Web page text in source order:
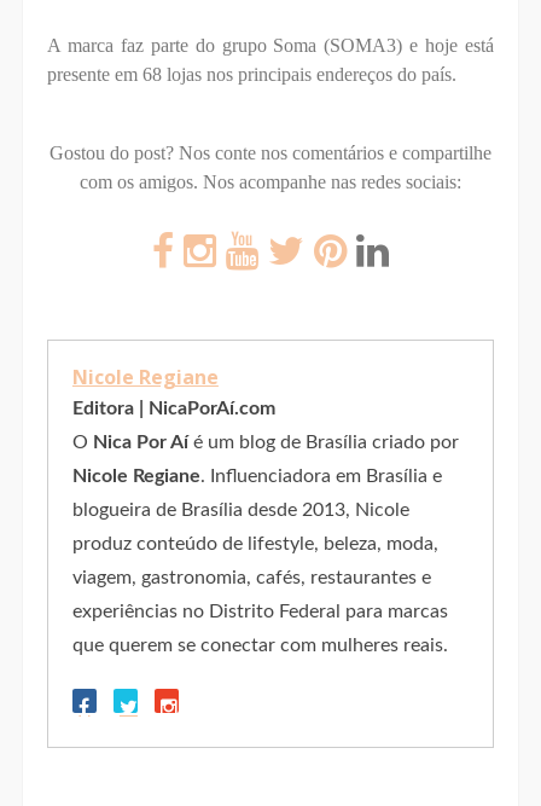
A marca faz parte do grupo Soma (SOMA3) e hoje está
presente em 68 lojas nos principais endereços do país.
Gostou do post? Nos conte nos comentários e compartilhe
com os amigos. Nos acompanhe nas redes sociais:
Nicole Regiane
Editora | NicaPorAí.com
O Nica Por Aíé um blog de Brasília criado por
Nicole Regiane. Influenciadora em Brasília e
blogueira de Brasília desde 2013, Nicole
produz conteúdo de lifestyle, beleza, moda,
viagem, gastronomia, cafés, restaurantes e
experiências no Distrito Federal para marcas
que querem se conectar com mulheres reais.